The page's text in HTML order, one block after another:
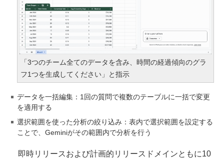
「3つのチーム全てのデータを含み、時間の経過傾向のグラ
フ1つを生成してください」と指示
データを一括編集：1回の質問で複数のテーブルに一括で変更
を適用する
選択範囲を使った分析の絞り込み：表内で選択範囲を設定する
ことで、Geminiがその範囲内で分析を行う
即時リリースおよび計画的リリースドメインともに10